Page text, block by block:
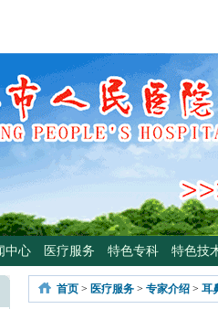
西医院泌尿外科专家魏强教授来院
手省科学普及专委会开展卫生下乡
鼻咽喉头颈外科将于3月3日开展“全国
起，四川大学华西医院泌尿外科魏强
诊、手术
肿瘤专病门诊开诊！
日间蓝光治疗门诊 轻度“小黄人”，
民医院高压氧舱运行啦
人民医院大型义诊活动，5月7日约
中心 医疗服务 特色专科 特色技
首页 > 医疗服务 > 专家介绍 > 耳